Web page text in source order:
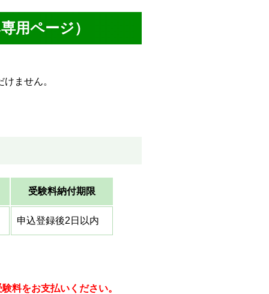
用ページ）
ません。
受験料納付期限
申込登録後2日以内
料をお支払いください。